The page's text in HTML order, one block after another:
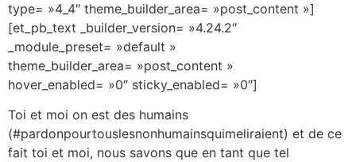
type= »4_4″ theme_builder_area= »post_content »]
[et_pb_text _builder_version= »4.24.2″
_module_preset= »default »
theme_builder_area= »post_content »
hover_enabled= »0″ sticky_enabled= »0″]
Toi et moi on est des humains
(#pardonpourtouslesnonhumainsquimeliraient) et de ce
fait toi et moi, nous savons que en tant que tel